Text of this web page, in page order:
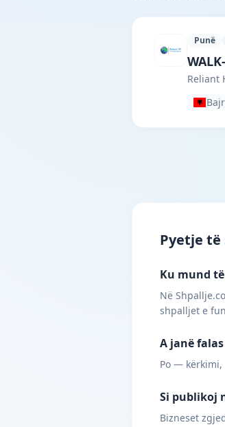
Punë
Reliant
Pyetje të
Ku mund
Në
shpalljet e
A janë
Po — kërkimi,
Si publikoj
Bizneset